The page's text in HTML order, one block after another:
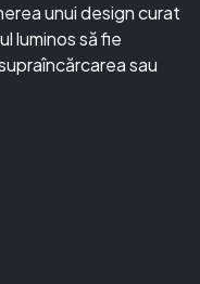
unui design curat
luminos să fie
sau